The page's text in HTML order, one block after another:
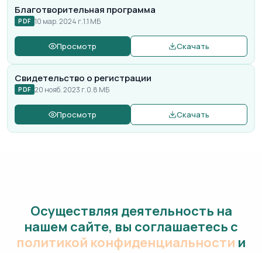
Благотворительная программа
PDF 10 мар. 2024 г.1.1 МБ
Просмотр Скачать
Свидетельство о регистрации
PDF 20 нояб. 2023 г.0.8 МБ
Просмотр Скачать
Осуществляя деятельность на
нашем сайте, вы соглашаетесь с
политикой конфиденциальности и